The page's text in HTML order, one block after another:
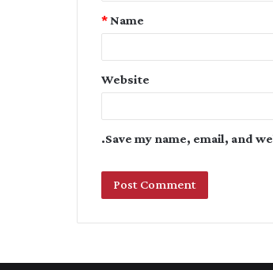
Name
*
Website
Save my name, email, and